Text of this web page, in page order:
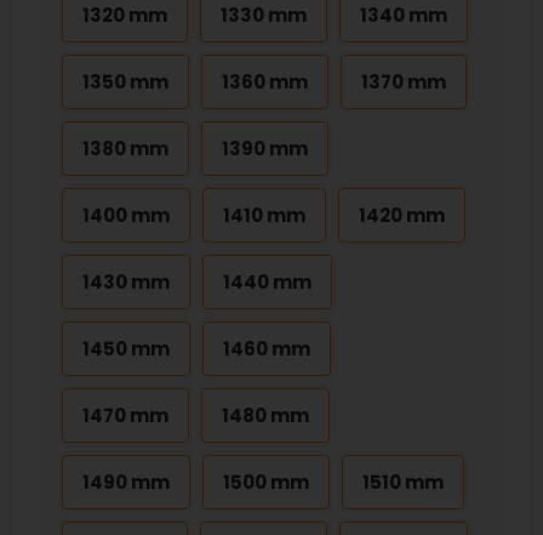
1320 mm 1330 mm 1340 mm
1350 mm 1360 mm 1370 mm
1380 mm 1390 mm
1400 mm 1410 mm 1420 mm
1430 mm 1440 mm
1450 mm 1460 mm
1470 mm 1480 mm
1490 mm 1500 mm 1510 mm